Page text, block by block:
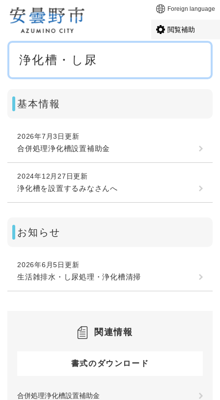
メニューを飛ばして本文へ Foreign language
閲覧補助
本
浄化槽・し尿
基本情報
2026年7月3日更新
合併処理浄化槽設置補助金
2024年12月27日更新
浄化槽を設置するみなさんへ
お知らせ
2026年6月5日更新
生活雑排水・し尿処理・浄化槽清掃
関連情報
書式のダウンロード
合併処理浄化槽設置補助金